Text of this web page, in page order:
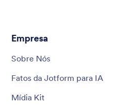
Empresa
Sobre Nós
Fatos da Jotform para IA
Mídia Kit